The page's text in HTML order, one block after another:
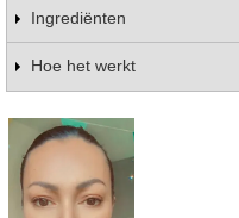
Ingrediënten
Hoe het werkt